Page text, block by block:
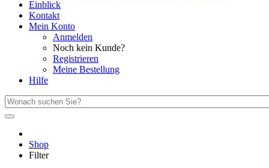
Einblick
Kontakt
Mein Konto
Anmelden
Noch kein Kunde?
Registrieren
Meine Bestellung
Hilfe
Shop
Filter